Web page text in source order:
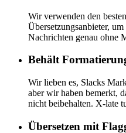
Wir verwenden den
Übersetzungsanbieter,
Nachrichten genau ohne
Behält
Wir lieben es, Slacks
aber wir haben bemerkt,
nicht beibehalten. X-late
Übersetzen mit